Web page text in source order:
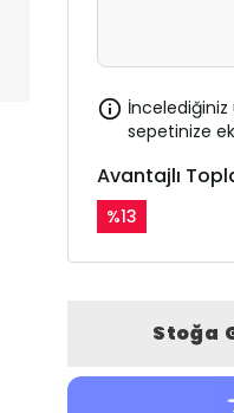
sepetinize
Avantajlı
%13
Stoğa